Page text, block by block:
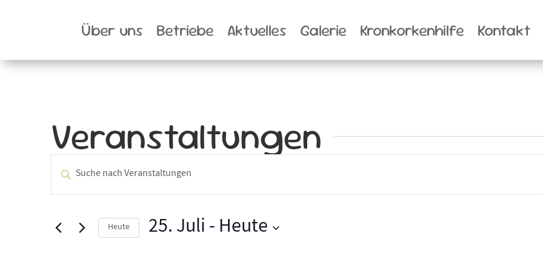
Über uns Betriebe Aktuelles Galerie Kronkorkenhilfe Kontakt
Veranstaltungen
Veranstaltungen
Suche
und
Bitte
nach
Heute 25. Juli - Heute